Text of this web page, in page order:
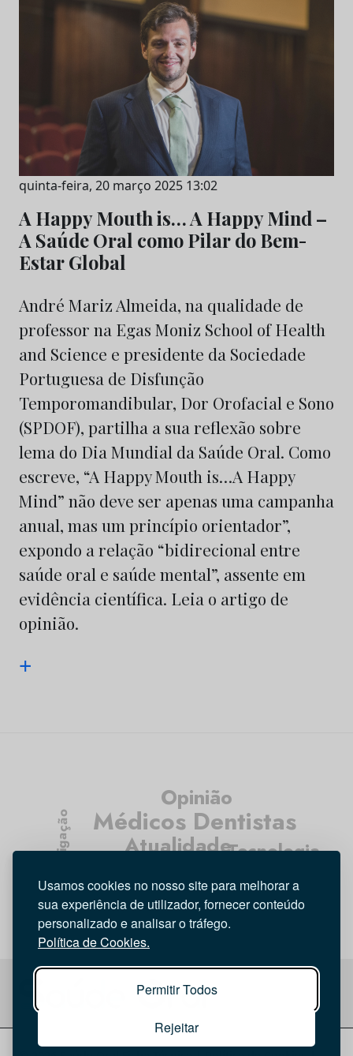
Usamos cookies no nosso site para melhorar a
sua experiência de utilizador, fornecer conteúdo
personalizado e analisar o tráfego.
Política de Cookies.
Permitir Todos
Rejeitar
quinta-feira, 20 março 2025 13:02
A Happy Mouth is… A Happy Mind –
A Saúde Oral como Pilar do Bem-
Estar Global
André Mariz Almeida, na qualidade de
professor na Egas Moniz School of Health
and Science e presidente da Sociedade
Portuguesa de Disfunção
Temporomandibular, Dor Orofacial e Sono
(SPDOF), partilha a sua reflexão sobre
lema do Dia Mundial da Saúde Oral. Como
escreve, “A Happy Mouth is…A Happy
Mind” não deve ser apenas uma campanha
anual, mas um princípio orientador”,
expondo a relação “bidirecional entre
saúde oral e saúde mental”, assente em
evidência científica. Leia o artigo de
opinião.
+
Atualidade
Médicos Dentistas
Higiene Oral
Entrevista
Opinião
Tecnologia
Investigação